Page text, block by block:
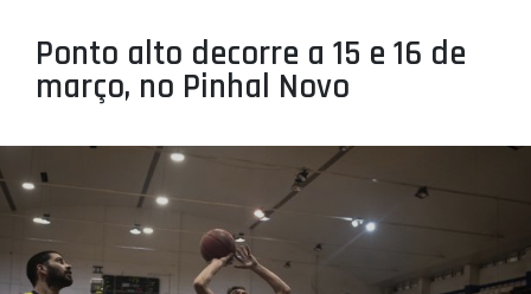
Ponto alto decorre a 15 e 16 de
março, no Pinhal Novo